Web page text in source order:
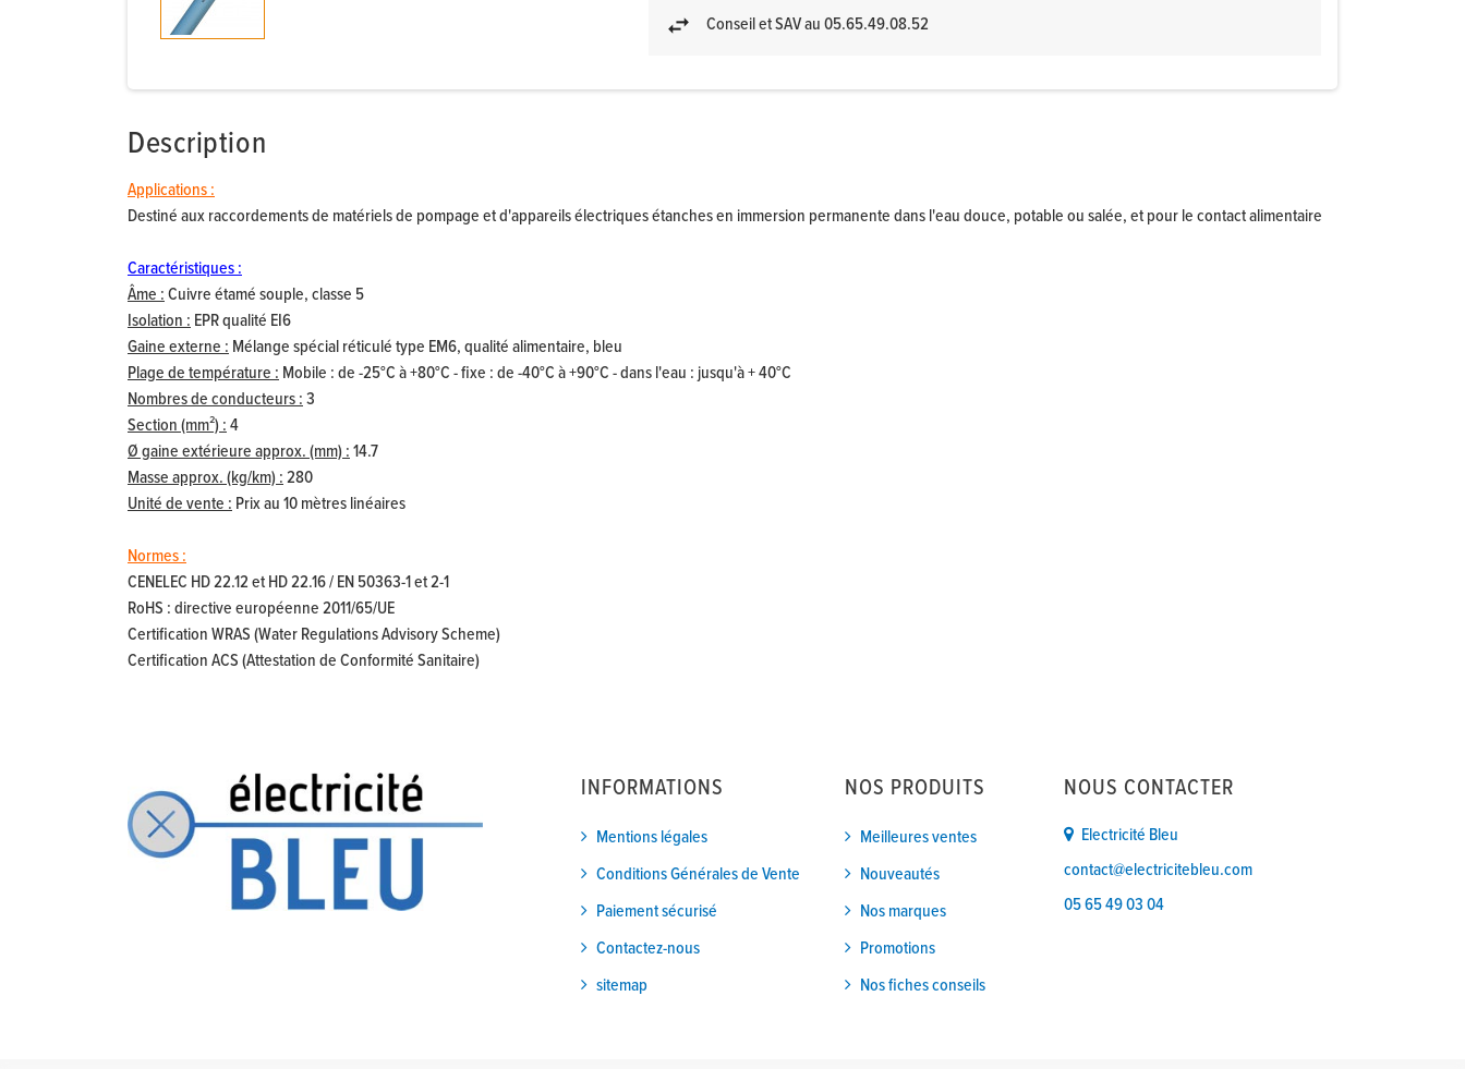
Conseil et SAV au 05.65.49.08.52
Description
Applications :
Destiné aux raccordements de matériels de pompage et d'appareils électriques étanches en immersion permanente dans l'eau douce, potable ou salée, et pour le contact alimentaire
Caractéristiques :
Âme :Cuivre étamé souple, classe 5
Isolation : EPR qualité EI6
Gaine externe : Mélange spécial réticulé type EM6, qualité alimentaire, bleu
Plage de température : Mobile : de -25°C à +80°C - fixe : de -40°C à +90°C - dans l'eau : jusqu'à + 40°C
Nombres de conducteurs :3
Section (mm²) :4
Ø gaine extérieure approx. (mm) :14.7
Masse approx. (kg/km) :280
Unité de vente : Prix au 10 mètres linéaires
Normes :
CENELEC HD 22.12 et HD 22.16 / EN 50363-1 et 2-1
RoHS : directive européenne 2011/65/UE
Certification WRAS (Water Regulations Advisory Scheme)
Certification ACS (Attestation de Conformité Sanitaire)
INFORMATIONS
Mentions légales
Conditions Générales de Vente
Paiement sécurisé
Contactez-nous
sitemap
NOS PRODUITS
Meilleures ventes
Nouveautés
Nos marques
Promotions
Nos fiches conseils
NOUS CONTACTER
Electricité Bleu
contact@electricitebleu.com
05 65 49 03 04